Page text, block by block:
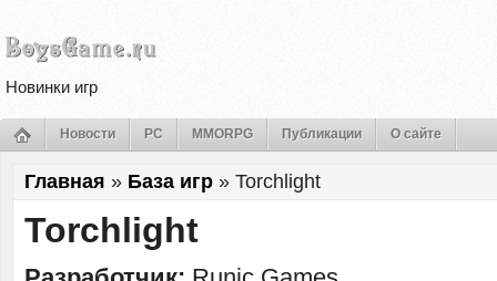
Новинки игр
Новости PC MMORPG Публикации О сайте
Главная » База игр » Torchlight
Torchlight